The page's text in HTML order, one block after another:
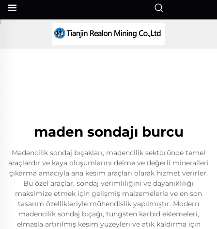
maden sondajı burcu
Madencilik sondaj bıçakları, madencilik sektöründe temel
araçlardır ve kaya oluşumlarını delme ve değerli mineralleri
çıkarma amacıyla ana kesim araçları olarak hizmet verirler.
Bu özel araçlar, sondaj verimliliğini ve dayanıklılığı
maksimize etmek için gelişmiş malzemelerle ve en son
tasarım özellikleriyle mühendislik yapılmıştır. Modern
madencilik sondaj bıçağı, tungsten karbid eklemeleri,
elmasla artırılmış kesim yüzeyleri ve atık kaldırma için